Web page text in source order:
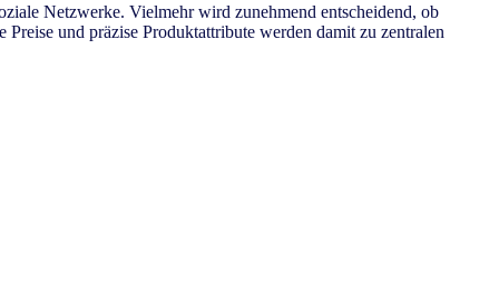
Netzwerke. Vielmehr wird zunehmend entscheidend, ob
und präzise Produktattribute werden damit zu zentralen